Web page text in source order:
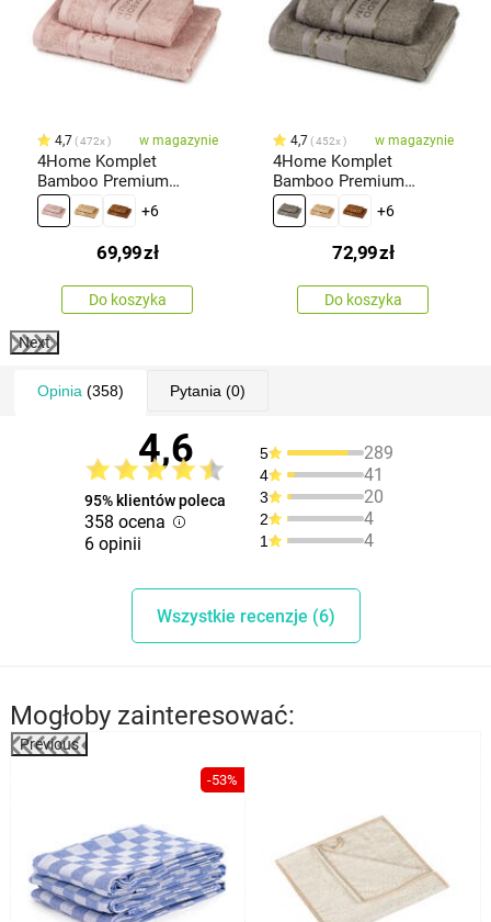
4,7 472x w magazynie
4Home Komplet
Bamboo Premium
ręczników różowy, 70 x
140 cm, 50 x 100 cm
+6
69,99zł
Do koszyka
4,7 452x w magazynie
4Home Komplet
Bamboo Premium
ręczników szary, 70 x
140 cm, 50 x 100 cm
+6
72,99zł
Do koszyka
Next
Opinia (358) Pytania (0)
4,6
95% klientów poleca
358 ocena
6 opinii
5 289
4 41
3 20
2 4
1 4
Wszystkie recenzje (6)
Mogłoby zainteresować:
Previous
-53%